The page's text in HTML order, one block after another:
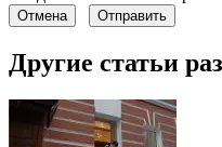
Отмена Отправить
Другие статьи